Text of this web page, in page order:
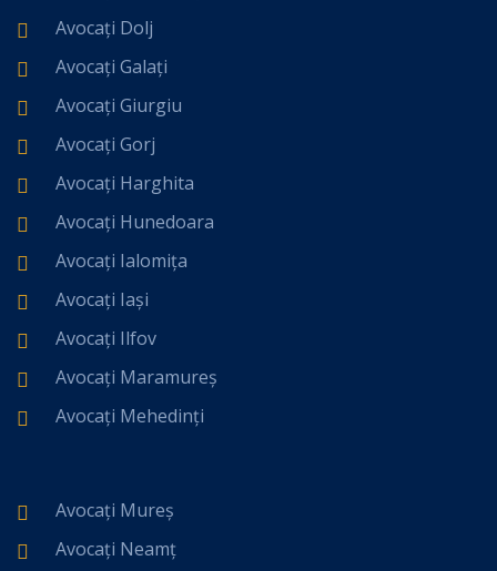
Avocați Dolj
Avocați Galați
Avocați Giurgiu
Avocați Gorj
Avocați Harghita
Avocați Hunedoara
Avocați Ialomița
Avocați Iași
Avocați Ilfov
Avocați Maramureș
Avocați Mehedinți
Avocați Mureș
Avocați Neamț